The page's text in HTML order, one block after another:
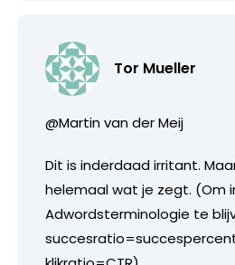
Tor Mueller
@Martin van der Meij
Dit is inderdaad irritant.
helemaal wat je zegt. (Om
Adwordsterminologie te